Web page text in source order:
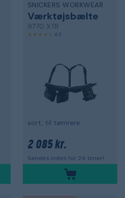
SNICKERS WORKWEAR
Værktøjsbælte
9770 XTR
4,5
sort, til tømrere
2 085 kr.
Sendes inden for 24 timer!